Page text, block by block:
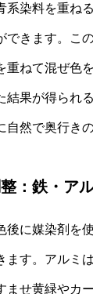
系染料を重ね
できます。こ
重ねて混ぜ色
結果が得られ
自然で奥行き
：鉄・ア
後に媒染剤を
ます。アルミ
ませ黄緑やカ